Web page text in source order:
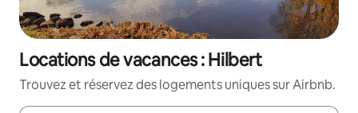
Locations de vacances : Hilbert
Trouvez et réservez des logements uniques sur Airbnb.